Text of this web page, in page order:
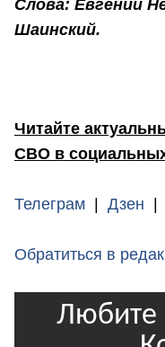
Слова: Евгений
Шаинский.
Читайте
СВО в
Телеграм Дзен
Обратиться в